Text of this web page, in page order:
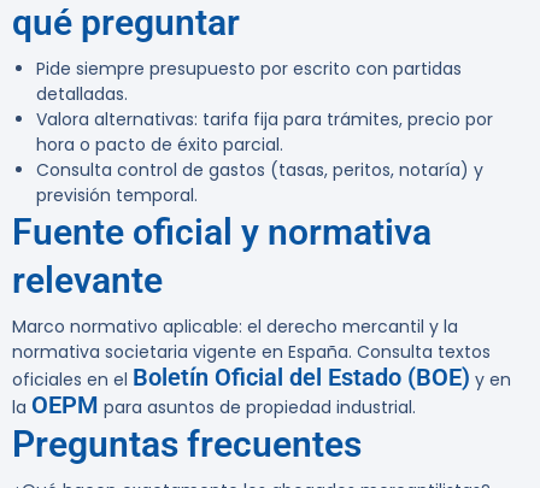
qué preguntar
Pide siempre presupuesto por escrito con partidas
detalladas.
Valora alternativas: tarifa fija para trámites, precio por
hora o pacto de éxito parcial.
Consulta control de gastos (tasas, peritos, notaría) y
previsión temporal.
Fuente oficial y normativa
relevante
Marco normativo aplicable: el derecho mercantil y la
normativa societaria vigente en España. Consulta textos
oficiales en el Boletín Oficial del Estado (BOE) y en
la OEPM para asuntos de propiedad industrial.
Preguntas frecuentes